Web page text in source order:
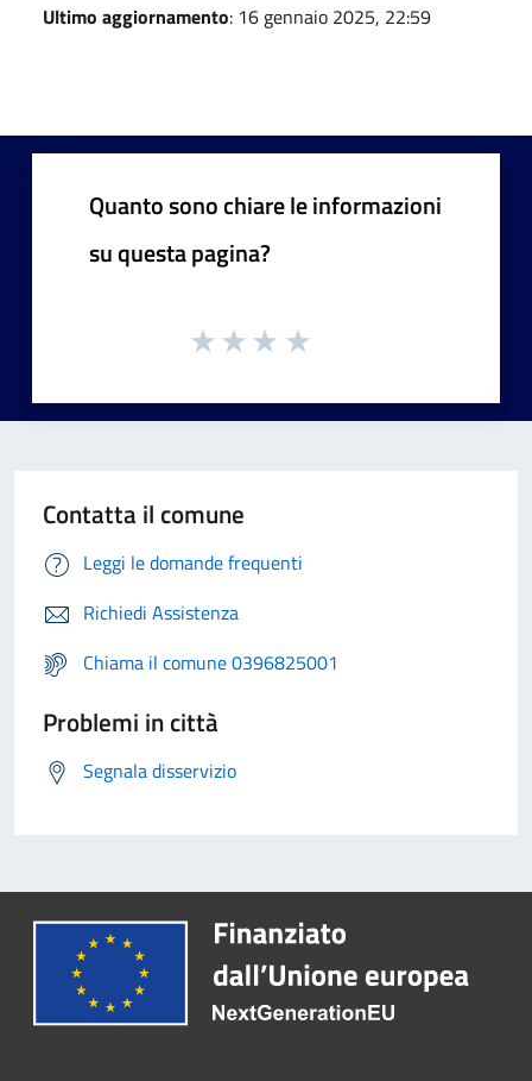
Ultimo aggiornamento: 16 gennaio 2025, 22:59
Quanto sono chiare le informazioni
su questa pagina?
Contatta il comune
Leggi le domande frequenti
Richiedi Assistenza
Chiama il comune 0396825001
Problemi in città
Segnala disservizio